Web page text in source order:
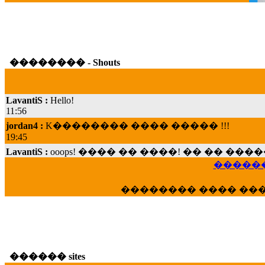
�������� - Shouts
11:56
jordan4 :
19:45
LavantiS :
���; ���� ��� ��� �������� ����
veronica :E���� 2012 ��� ����� ���
�������� ����
������ sites